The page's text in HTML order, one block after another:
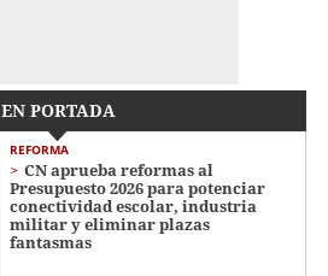
EN PORTADA
REFORMA
CN aprueba reformas al
Presupuesto 2026 para potenciar
conectividad escolar, industria
militar y eliminar plazas
fantasmas